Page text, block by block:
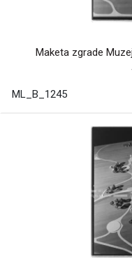
Maketa zgrade
ML_B_1245